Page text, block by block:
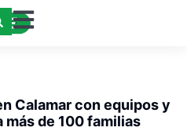
Calamar con equipos y
de 100 familias